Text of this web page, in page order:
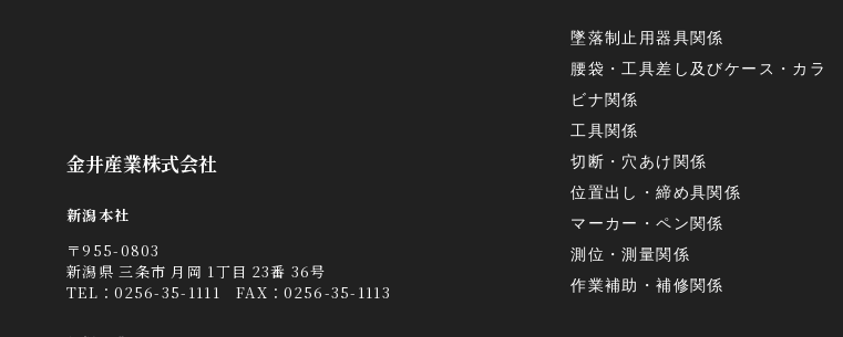
金井産業株式会社
新潟本社
〒955-0803
新潟県 三条市 月岡 1丁目 23番 36号
TEL：0256-35-1111 FAX：0256-35-1113
墜落制止用器具関係
腰袋・工具差し及びケース・カラ
ビナ関係
工具関係
切断・穴あけ関係
位置出し・締め具関係
マーカー・ペン関係
測位・測量関係
作業補助・補修関係